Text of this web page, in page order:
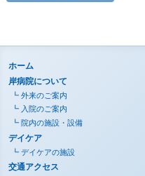
ホーム
岸病院について
外来のご案内
入院のご案内
院内の施設・設備
デイケア
デイケアの施設
交通アクセス